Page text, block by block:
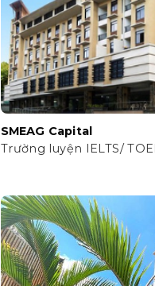
SMEAG Capital
Trường luyện IELTS/